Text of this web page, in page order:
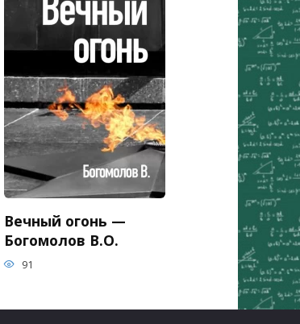
Вечный огонь —
Богомолов В.О.
91